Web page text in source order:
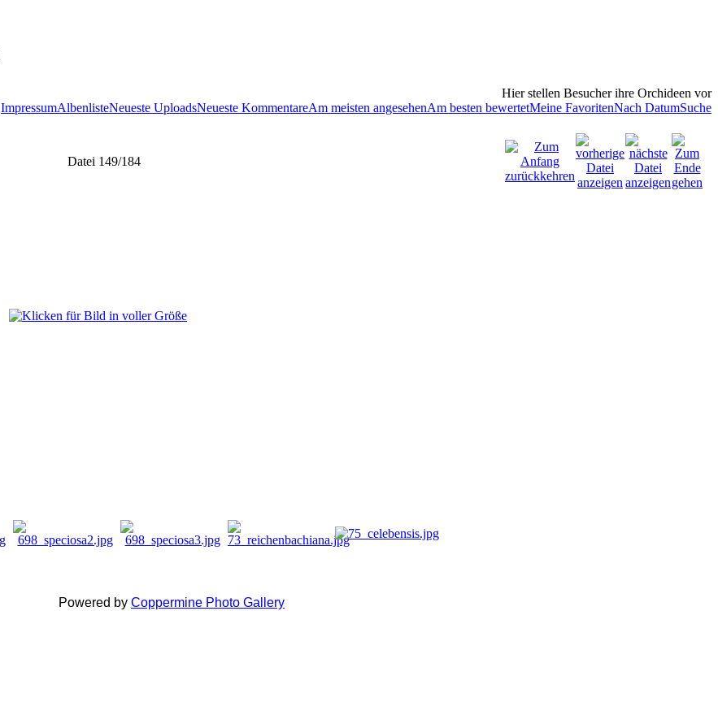
Hier stellen Besucher ihre Orchideen vor
ImpressumAlbenlisteNeueste UploadsNeueste KommentareAm meisten angesehenAm besten bewertetMeine FavoritenNach DatumSuche
Datei 149/184
Powered by Coppermine Photo Gallery